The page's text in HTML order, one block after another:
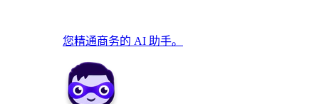
您精通商务的 AI 助手。